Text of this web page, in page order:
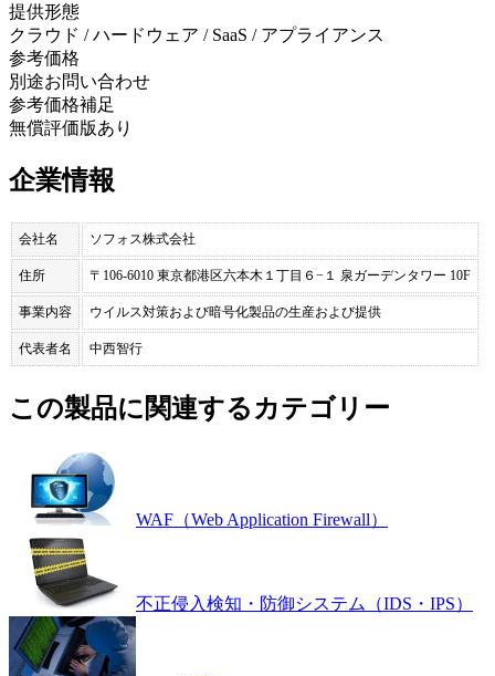
提供形態
クラウド / ハードウェア / SaaS / アプライアンス
参考価格
別途お問い合わせ
参考価格補足
無償評価版あり
企業情報
会社名 ソフォス株式会社
住所 〒106-6010 東京都港区六本木１丁目６−１ 泉ガーデンタワー 10F
事業内容 ウイルス対策および暗号化製品の生産および提供
代表者名 中西智行
この製品に関連するカテゴリー
WAF（Web Application Firewall）
不正侵入検知・防御システム（IDS・IPS）